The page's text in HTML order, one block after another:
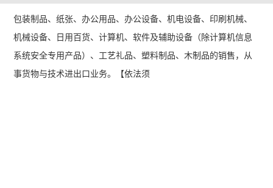
包装制品、纸张、办公用品、办公设备、机电设备、印刷机械、
机械设备、日用百货、计算机、软件及辅助设备（除计算机信息
系统安全专用产品）、工艺礼品、塑料制品、木制品的销售，从
事货物与技术进出口业务。【依法须